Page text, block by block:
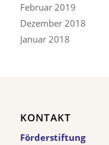
Februar 2019
Dezember 2018
Januar 2018
KONTAKT
Förderstiftung